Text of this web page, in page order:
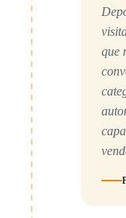
que